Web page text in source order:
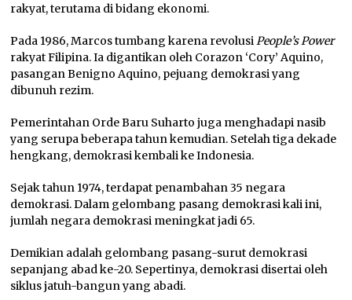
rakyat, terutama di bidang ekonomi.
Pada 1986, Marcos tumbang karena revolusiPeople’s Power
rakyat Filipina. Ia digantikan oleh Corazon ‘Cory’ Aquino,
pasangan Benigno Aquino, pejuang demokrasi yang
dibunuh rezim.
Pemerintahan Orde Baru Suharto juga menghadapi nasib
yang serupa beberapa tahun kemudian. Setelah tiga dekade
hengkang, demokrasi kembali ke Indonesia.
Sejak tahun 1974, terdapat penambahan 35 negara
demokrasi. Dalam gelombang pasang demokrasi kali ini,
jumlah negara demokrasi meningkat jadi 65.
Demikian adalah gelombang pasang-surut demokrasi
sepanjang abad ke-20. Sepertinya, demokrasi disertai oleh
siklus jatuh-bangun yang abadi.